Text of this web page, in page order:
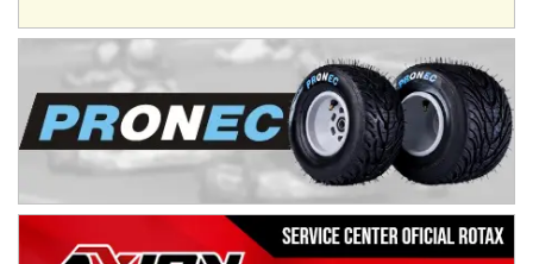
SUR SANTAFESINO - F4
José Samuel Sánchez (Tierra)
Rufino (Santa Fe)
TUCUMANO - F5
Juan Navarro (Asfalto)